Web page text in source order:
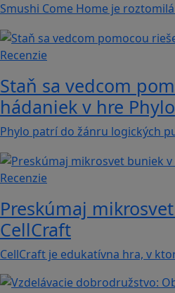
Smushi Come Home je
Recenzie
Staň sa vedcom
hádaniek v hre Phylo
Phylo patrí do žánru logických
Recenzie
Preskúmaj
CellCraft
CellCraft je edukatívna hra, v